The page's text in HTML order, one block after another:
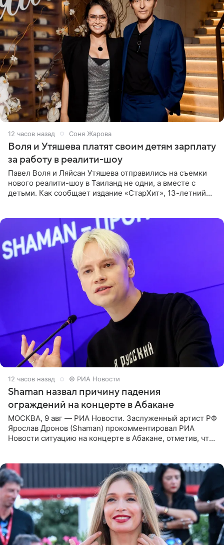
12 часов назад Соня Жарова
Воля и Утяшева платят своим детям зарплату
за работу в реалити-шоу
Павел Воля и Ляйсан Утяшева отправились на съемки
нового реалити-шоу в Таиланд не одни, а вместе с
детьми. Как сообщает издание «СтарХит», 13-летний
12 часов назад © РИА Новости
Shaman назвал причину падения
ограждений на концерте в Абакане
МОСКВА, 9 авг — РИА Новости. Заслуженный артист РФ
Ярослав Дронов (Shaman) прокомментировал РИА
Новости ситуацию на концерте в Абакане, отметив, что